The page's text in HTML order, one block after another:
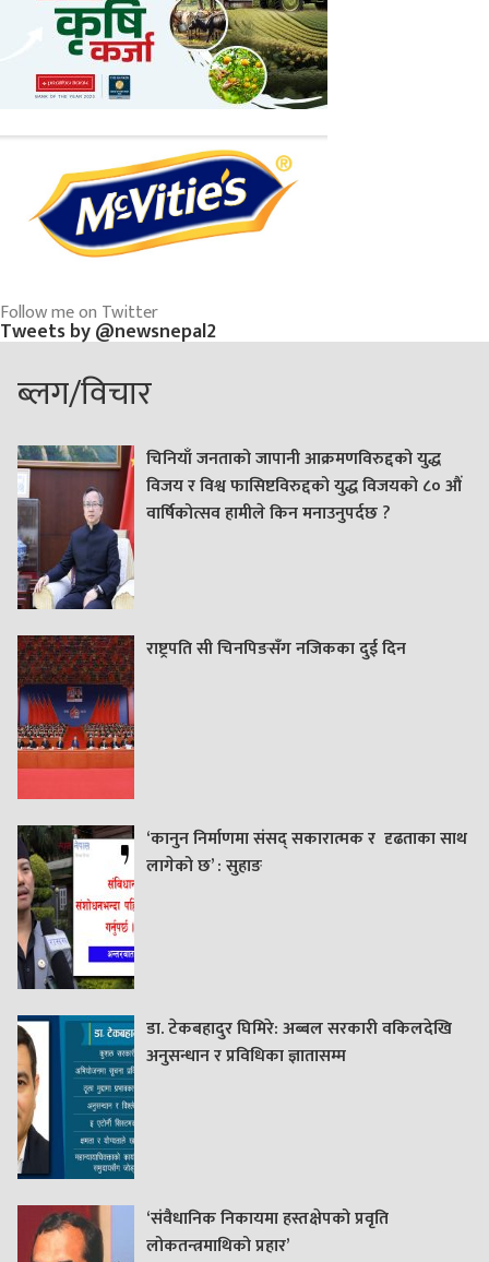
Follow me on Twitter
Tweets by @newsnepal2
ब्लग/विचार
चिनियाँ जनताको जापानी आक्रमणविरुद्दको युद्ध
विजय र विश्व फासिष्टविरुद्दको युद्ध विजयको ८० औं
वार्षिकोत्सव हामीले किन मनाउनुपर्दछ ?
राष्ट्रपति सी चिनपिङसँग नजिकका दुई दिन
‘कानुन निर्माणमा संसद् सकारात्मक र दृढताका साथ
लागेको छ’ : सुहाङ
डा. टेकबहादुर घिमिरे: अब्बल सरकारी वकिलदेखि
अनुसन्धान र प्रविधिका ज्ञातासम्म
‘संवैधानिक निकायमा हस्तक्षेपको प्रवृति
लोकतन्त्रमाथिको प्रहार’